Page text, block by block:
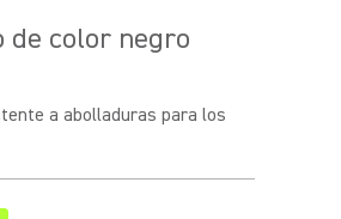
de color negro
a abolladuras para los